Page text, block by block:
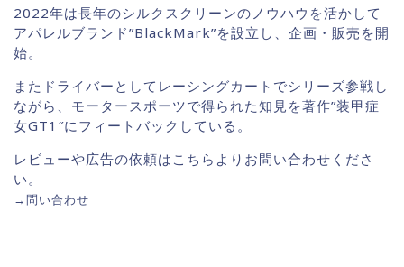
2022年は長年のシルクスクリーンのノウハウを活かして
アパレルブランド”BlackMark”を設立し、企画・販売を開
始。
またドライバーとしてレーシングカートでシリーズ参戦し
ながら、モータースポーツで得られた知見を著作”装甲症
女GT1″にフィートバックしている。
レビューや広告の依頼はこちらよりお問い合わせくださ
い。
→問い合わせ